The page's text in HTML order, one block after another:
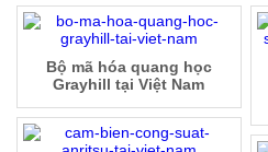
Bộ mã hóa quang học
Grayhill tại Việt Nam